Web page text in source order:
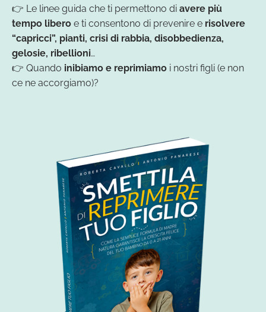
👉 Le linee guida che ti permettono di avere più
tempo libero e ti consentono di prevenire e risolvere
“capricci”, pianti, crisi di rabbia, disobbedienza,
gelosie, ribellioni…
👉 Quando inibiamo e reprimiamo i nostri figli (e non
ce ne accorgiamo)?